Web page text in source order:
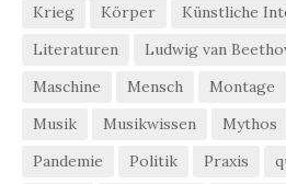
Krieg
Körper Künstliche
Literaturen
Ludwig van
Maschine
Mensch Montage
Musik
Musikwissen Mythos
Pandemie
Politik Praxis